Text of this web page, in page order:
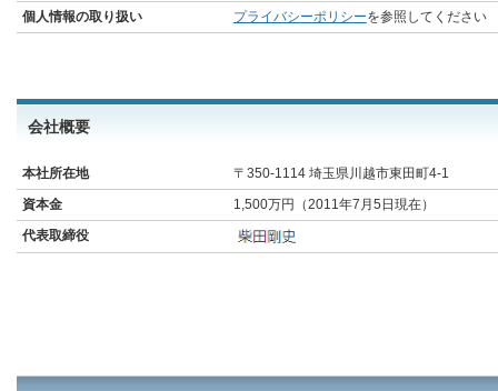
個人情報の取り扱い
プライバシーポリシーを参照してください
会社概要
本社所在地
〒350-1114 埼玉県川越市東田町4-1
資本金
1,500万円（2011年7月5日現在）
代表取締役